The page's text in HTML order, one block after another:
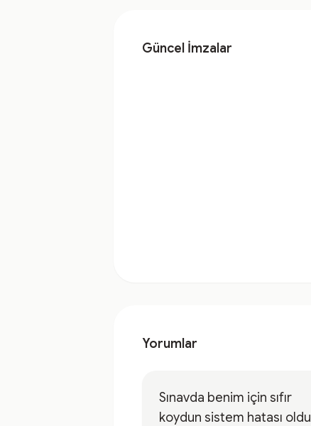
Güncel İmzalar
Yorumlar
Sınavda benim için sıfır
koydun sistem hatası oldu